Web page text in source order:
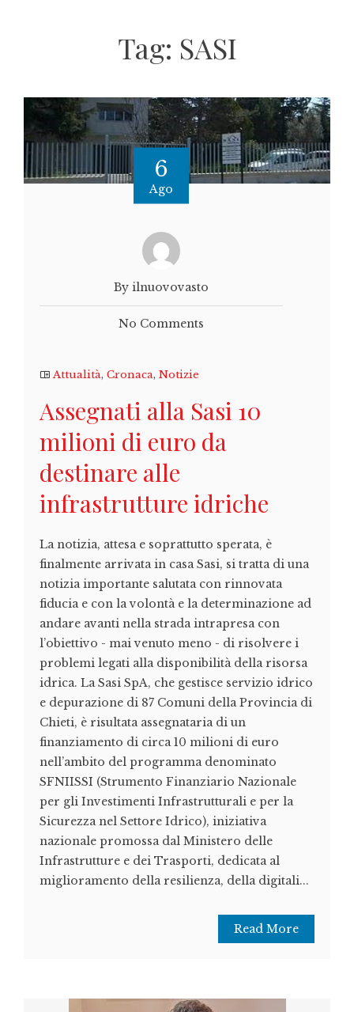
Tag: SASI
6
Ago
By ilnuovovasto
No Comments
Attualità, Cronaca, Notizie
Assegnati alla Sasi 10
milioni di euro da
destinare alle
infrastrutture idriche
La notizia, attesa e soprattutto sperata, è
finalmente arrivata in casa Sasi, si tratta di una
notizia importante salutata con rinnovata
fiducia e con la volontà e la determinazione ad
andare avanti nella strada intrapresa con
l’obiettivo - mai venuto meno - di risolvere i
problemi legati alla disponibilità della risorsa
idrica. La Sasi SpA, che gestisce servizio idrico
e depurazione di 87 Comuni della Provincia di
Chieti, è risultata assegnataria di un
finanziamento di circa 10 milioni di euro
nell’ambito del programma denominato
SFNIISSI (Strumento Finanziario Nazionale
per gli Investimenti Infrastrutturali e per la
Sicurezza nel Settore Idrico), iniziativa
nazionale promossa dal Ministero delle
Infrastrutture e dei Trasporti, dedicata al
miglioramento della resilienza, della digitali...
Read More